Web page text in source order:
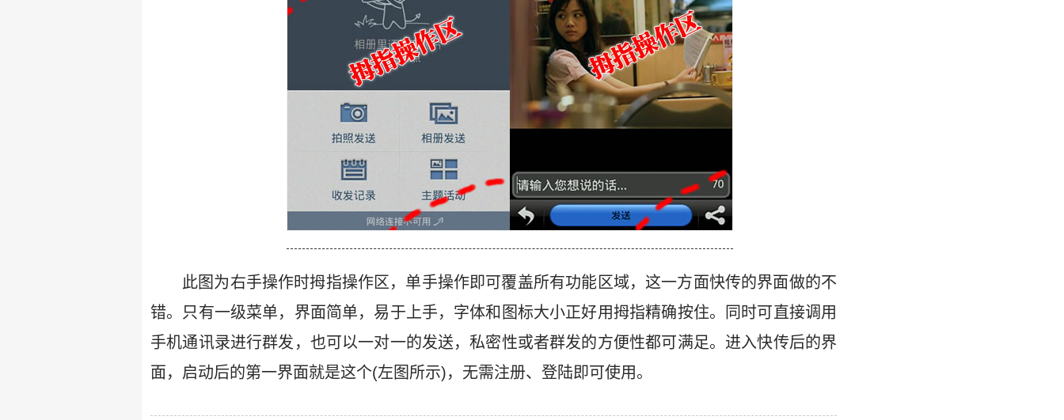
此图为右手操作时拇指操作区，单手操作即可覆盖所有功能区域，这一方面快传的界面做的不
错。只有一级菜单，界面简单，易于上手，字体和图标大小正好用拇指精确按住。同时可直接调用
手机通讯录进行群发，也可以一对一的发送，私密性或者群发的方便性都可满足。进入快传后的界
面，启动后的第一界面就是这个(左图所示)，无需注册、登陆即可使用。